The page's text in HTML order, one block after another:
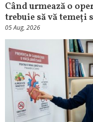
Când urmează o
trebuie să vă temeți
05 Aug, 2026